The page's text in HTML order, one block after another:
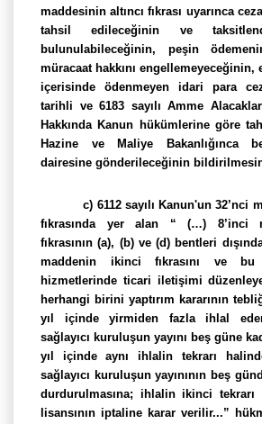
maddesinin altıncı fıkrası uyarınca
tahsil edileceğinin ve
bulunulabileceğinin, peşin
müracaat hakkını engellemeyeceğinin,
içerisinde ödenmeyen idari para
tarihli ve 6183 sayılı Amme
Hakkında Kanun hükümlerine göre
Hazine ve Maliye Bakanlığınca
dairesine gönderileceğinin
c) 6112 sayılı Kanun'un 32’nci
fıkrasında yer alan “ (…) 8’inci
fıkrasının (a), (b) ve (d) bentleri
maddenin ikinci fıkrasını ve bu
hizmetlerinde ticari iletişimi
herhangi birini yaptırım kararının
yıl içinde yirmiden fazla ihlal
sağlayıcı kuruluşun yayını beş güne
yıl içinde aynı ihlalin tekrarı
sağlayıcı kuruluşun yayınının beş
durdurulmasına; ihlalin ikinci tekrarı
lisansının iptaline karar verilir...”